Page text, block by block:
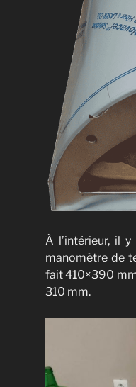
À l’intérieur, il
manomètre de
fait 410×390
310 mm.